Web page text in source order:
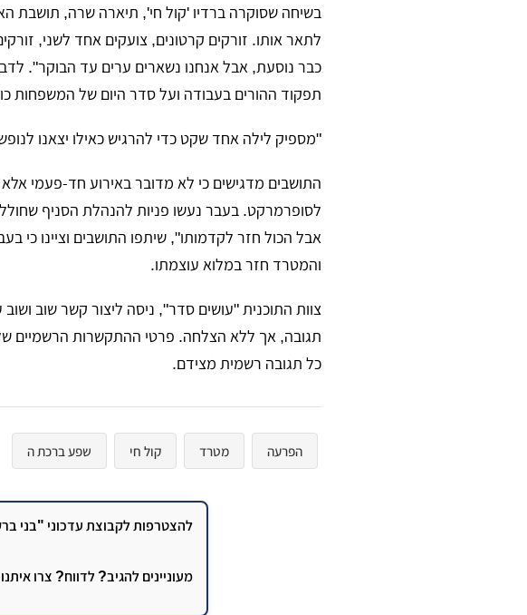
​בשיחה שסוקרה ברדיו 'קול חי', תיארה שרה, תושבת
לתאר אותו. זורקים קרטונים, צועקים אחד לשני,
כבר נוסעת, אבל אנחנו נשארים ערים עד הבוקר".
תפקוד ההורים בעבודה ועל סדר היום של המשפחות
​"מספיק לילה אחד שקט כדי להרגיש כאילו יצאנו
​התושבים מדגישים כי לא מדובר באירוע חד-פעמי
לסופרמרקט. בעבר נעשו פניות להנהלת הסניף
אבל הכול חזר לקדמותו", שיתפו התושבים וציינו
והמטרד חזר במלוא עוצמתו.
​צוות התוכנית "עושים סדר", ניסה ליצור קשר שוב
תגובה, אך ללא הצלחה. פרטי ההתקשרות הרשמיים
כל תגובה רשמית מצידם.
הפרעה מטרד קול חי שפע ברכת ה
להצטרפות לקבוצת עדכוני "בני
מעוניינים להגיב? לדווח? צרו